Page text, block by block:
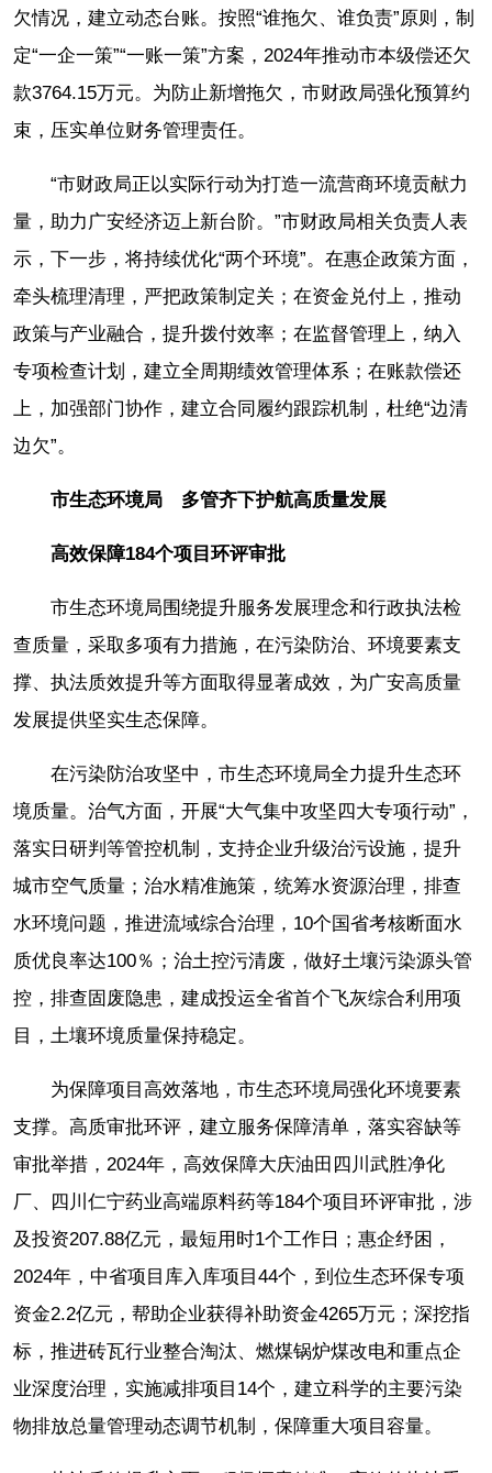
欠情况，建立动态台账。按照“谁拖欠、谁负责”原则，制
定“一企一策”“一账一策”方案，2024年推动市本级偿还欠
款3764.15万元。为防止新增拖欠，市财政局强化预算约
束，压实单位财务管理责任。
“市财政局正以实际行动为打造一流营商环境贡献力
量，助力广安经济迈上新台阶。”市财政局相关负责人表
示，下一步，将持续优化“两个环境”。在惠企政策方面，
牵头梳理清理，严把政策制定关；在资金兑付上，推动
政策与产业融合，提升拨付效率；在监督管理上，纳入
专项检查计划，建立全周期绩效管理体系；在账款偿还
上，加强部门协作，建立合同履约跟踪机制，杜绝“边清
边欠”。
市生态环境局 多管齐下护航高质量发展
高效保障184个项目环评审批
市生态环境局围绕提升服务发展理念和行政执法检
查质量，采取多项有力措施，在污染防治、环境要素支
撑、执法质效提升等方面取得显著成效，为广安高质量
发展提供坚实生态保障。
在污染防治攻坚中，市生态环境局全力提升生态环
境质量。治气方面，开展“大气集中攻坚四大专项行动”，
落实日研判等管控机制，支持企业升级治污设施，提升
城市空气质量；治水精准施策，统筹水资源治理，排查
水环境问题，推进流域综合治理，10个国省考核断面水
质优良率达100％；治土控污清废，做好土壤污染源头管
控，排查固废隐患，建成投运全省首个飞灰综合利用项
目，土壤环境质量保持稳定。
为保障项目高效落地，市生态环境局强化环境要素
支撑。高质审批环评，建立服务保障清单，落实容缺等
审批举措，2024年，高效保障大庆油田四川武胜净化
厂、四川仁宁药业高端原料药等184个项目环评审批，涉
及投资207.88亿元，最短用时1个工作日；惠企纾困，
2024年，中省项目库入库项目44个，到位生态环保专项
资金2.2亿元，帮助企业获得补助资金4265万元；深挖指
标，推进砖瓦行业整合淘汰、燃煤锅炉煤改电和重点企
业深度治理，实施减排项目14个，建立科学的主要污染
物排放总量管理动态调节机制，保障重大项目容量。